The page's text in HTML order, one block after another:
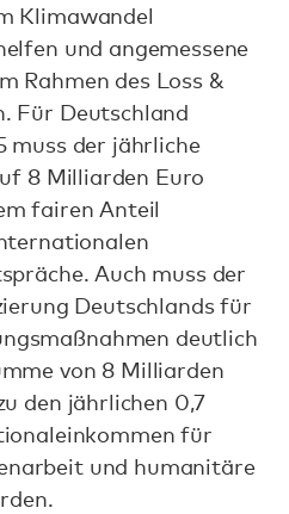
Klimawandel
und angemessene
Rahmen des Loss &
Für Deutschland
muss der jährliche
8 Milliarden Euro
fairen Anteil
Auch muss der
Deutschlands für
deutlich
von 8 Milliarden
den jährlichen 0,7
für
und humanitäre